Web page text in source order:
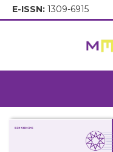
E-ISSN: 1309-6915